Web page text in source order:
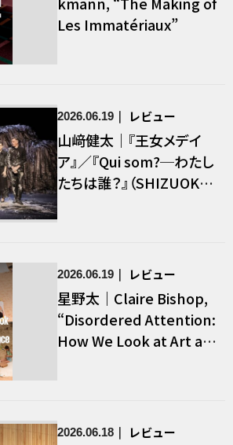
Les Immatériaux”
2026.06.19 レビュー
山﨑健太｜『王女メデイ
ア』／『Qui som?─わたし
たちは誰？』（SHIZUOKAせ
2026.06.19 レビュー
星野太｜Claire Bishop,
“Disordered Attention:
How We Look at Art and
2026.06.18 レビュー